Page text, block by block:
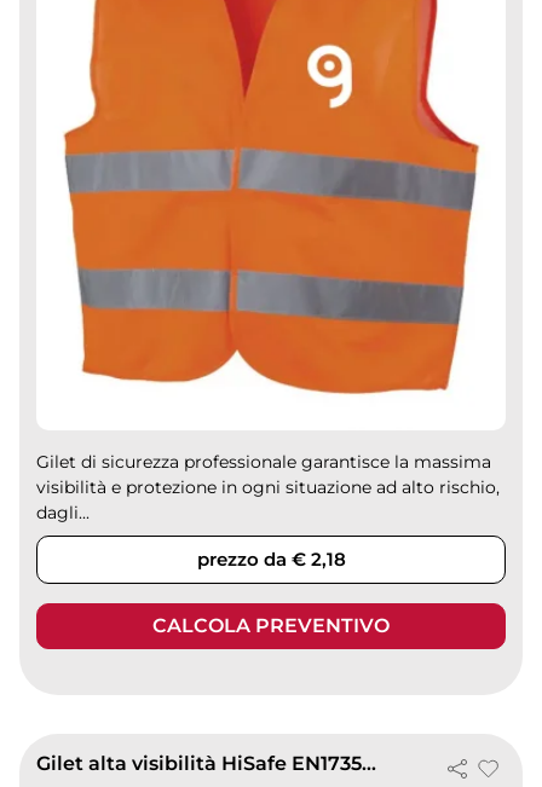
Gilet di sicurezza professionale garantisce la massima
visibilità e protezione in ogni situazione ad alto rischio,
dagli...
prezzo da € 2,18
CALCOLA PREVENTIVO
Gilet alta visibilità HiSafe EN17353 poliestere riflettente